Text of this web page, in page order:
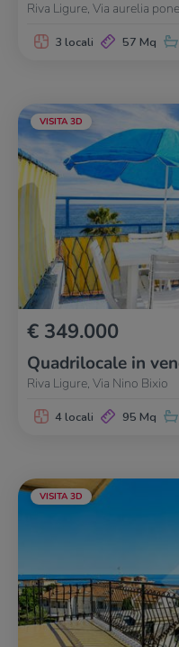
Riva Ligure, Via aurelia
3 locali 57 Mq
VISITA 3D
€ 349.000
Quadrilocale in
Riva Ligure, Via Nino Bixio
4 locali 95 Mq
VISITA 3D